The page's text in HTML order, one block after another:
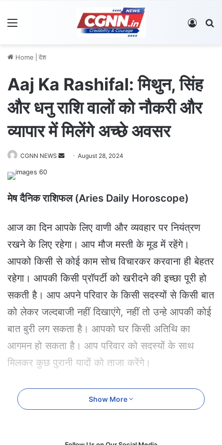
Log In
Home देश
Aaj Ka Rashifal: मिथुन, सिंह
और धनु राशि वालों को नौकरी और
व्यापार में मिलेंगे अच्छे अवसर
CGNN NEWS
a
e
i
l
August 28, 2024
मेष दैनिक राशिफल (Aries Daily Horoscope)
आज का दिन आपके लिए वाणी और व्यवहार पर नियंत्रण
रखने के लिए रहेगा। आप मौज मस्ती के मूड में रहेंगे।
आपको किसी से कोई काम सोच विचारकर करवाना ही बेहतर
रहेगा। आपकी किसी प्रॉपर्टी को खरीदने की इच्छा पूरी हो
सकती है। आप अपने परिवार के किसी सदस्यों से किसी बात
को लेकर जल्दबाजी नहीं दिखाएंगे, नहीं तो उन्हे आपकी कोई
बात बुरी लग सकता है। आपको घर किसी अतिथि का
आगमन हो सकता है। आप परिवार को सदस्यों के साथ
मिलकर कुछ पुरानी यादों को ताजा करेंगे।
वृषभ दैनिक राशिफल (Taurus Daily Horoscope)
Show More